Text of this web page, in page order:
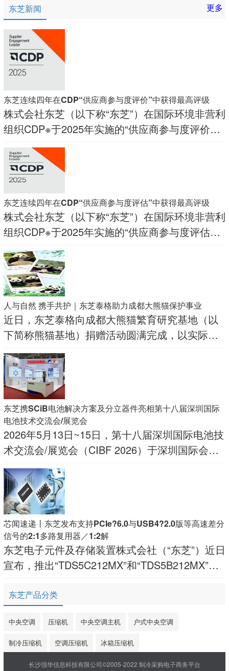
东芝新闻 更多
东芝连续四年在CDP“供应商参与度评价”中获得最高评级
株式会社东芝（以下称“东芝”）在国际环境非营利
组织CDP※于2025年实施的“供应商参与度评价
（Supplier Engagement Assessment）”中，被评
为最高评级“供应商参与度领导者（Supplier
Engagement
东芝连续四年在CDP“供应商参与度评估”中获得最高评级
株式会社东芝（以下称“东芝”）在国际环境非营利
组织CDP※于2025年实施的“供应商参与度评估
（Supplier Engagement Assessment）”中，被评
为最高评级“供应商参与度领导者（Supplier
Engagement
人与自然 携手共护｜东芝泰格助力成都大熊猫保护事业
近日，东芝泰格向成都大熊猫繁育研究基地（以
下简称熊猫基地）捐赠活动圆满完成，以实际行
动关心支持大熊猫保护事业，践行企业社会责
任，助力珍稀物种守护与生态可持续发展。
东芝携SCiB电池解决方案及分立器件亮相第十八届深圳国际
电池技术交流会/展览会
2026年5月13日~15日，第十八届深圳国际电池技
术交流会/展览会（CIBF 2026）于深圳国际会展
中心举行。东芝（中国）有限公司作为连续三年
参展的电池企业，携东芝SCiB™钛酸锂（LTO）
电池及钛酸锂24V电池包系列产品重
芯闻速递丨东芝发布支持PCIe?6.0与USB4?2.0版等高速差分
信号的2:1多路复用器／1:2解
东芝电子元件及存储装置株式会社（“东芝”）近日
宣布，推出“TDS5C212MX”和“TDS5B212MX”两
开关，支持PCIe®6.0[1]、USB4®2.0版[2
东芝产品分类
中央空调 压缩机 中央空调主机 户式中央空调
制冷压缩机 空调压缩机 冰箱压缩机
长沙强华信息科技有限公司©2005-2022 制冷采购电子商务平台